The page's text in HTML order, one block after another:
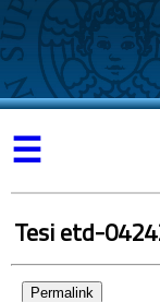
☰
Tesi etd-
Permalink